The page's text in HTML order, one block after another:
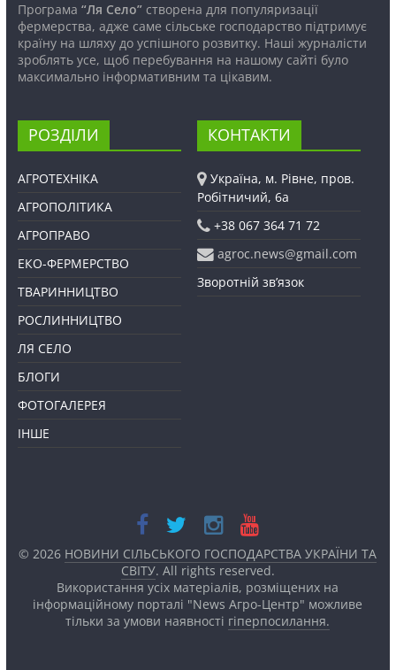
Програма “Ля Село”створена для популяризації
фермерства, адже саме сільське господарство підтримує
країну на шляху до успішного розвитку. Наші журналісти
зроблять усе, щоб перебування на нашому сайті було
максимально інформативним та цікавим.
РОЗДІЛИ
АГРОТЕХНІКА
АГРОПОЛІТИКА
АГРОПРАВО
ЕКО-ФЕРМЕРСТВО
ТВАРИННИЦТВО
РОСЛИННИЦТВО
ЛЯ СЕЛО
БЛОГИ
ФОТОГАЛЕРЕЯ
ІНШЕ
КОНТАКТИ
Україна, м. Рівне, пров.
Робітничий, 6а
+38 067 364 71 72
agroc.news@gmail.com
Зворотній зв’язок
© 2026 НОВИНИ СІЛЬСЬКОГО ГОСПОДАРСТВА УКРАЇНИ ТА
СВІТУ. All rights reserved.
Використання усіх матеріалів, розміщених на
інформаційному порталі "News Агро-Центр" можливе
тільки за умови наявності гіперпосилання.